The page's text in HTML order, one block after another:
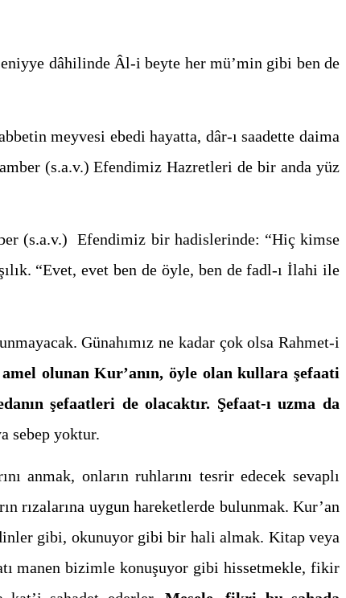
dâhilinde Âl-i beyte her mü’min gibi ben de
meyvesi ebedi hayatta, dâr-ı saadette daima
(s.a.v.) Efendimiz Hazretleri de bir anda yüz
(s.a.v.) Efendimiz bir hadislerinde: “Hiç kimse
“Evet, evet ben de öyle, ben de fadl-ı İlahi ile
Günahımız ne kadar çok olsa Rahmet-i
olunan Kur’anın, öyle olan kullara şefaati
şefaatleri de olacaktır. Şefaat-ı uzma da
sebep yoktur.
anmak, onların ruhlarını tesrir edecek sevaplı
rızalarına uygun hareketlerde bulunmak. Kur’an
gibi, okunuyor gibi bir hali almak. Kitap veya
manen bizimle konuşuyor gibi hissetmekle, fikir